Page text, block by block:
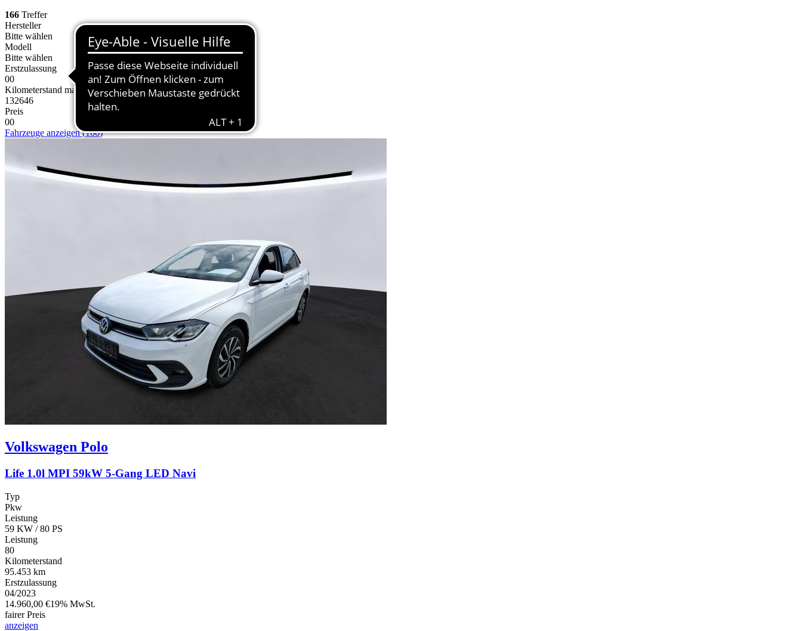
166 Treffer
Hersteller
Bitte wählen
Modell
Bitte wählen
Erstzulassung
00
Kilometerstand max.
132646
Preis
00
Fahrzeuge anzeigen(166)
Volkswagen Polo
Life 1.0l MPI 59kW 5-Gang LED Navi
Typ
Pkw
Leistung
59 KW / 80 PS
Leistung
80
Kilometerstand
95.453 km
Erstzulassung
04/2023
14.960,00 €19% MwSt.
fairer Preis
anzeigen